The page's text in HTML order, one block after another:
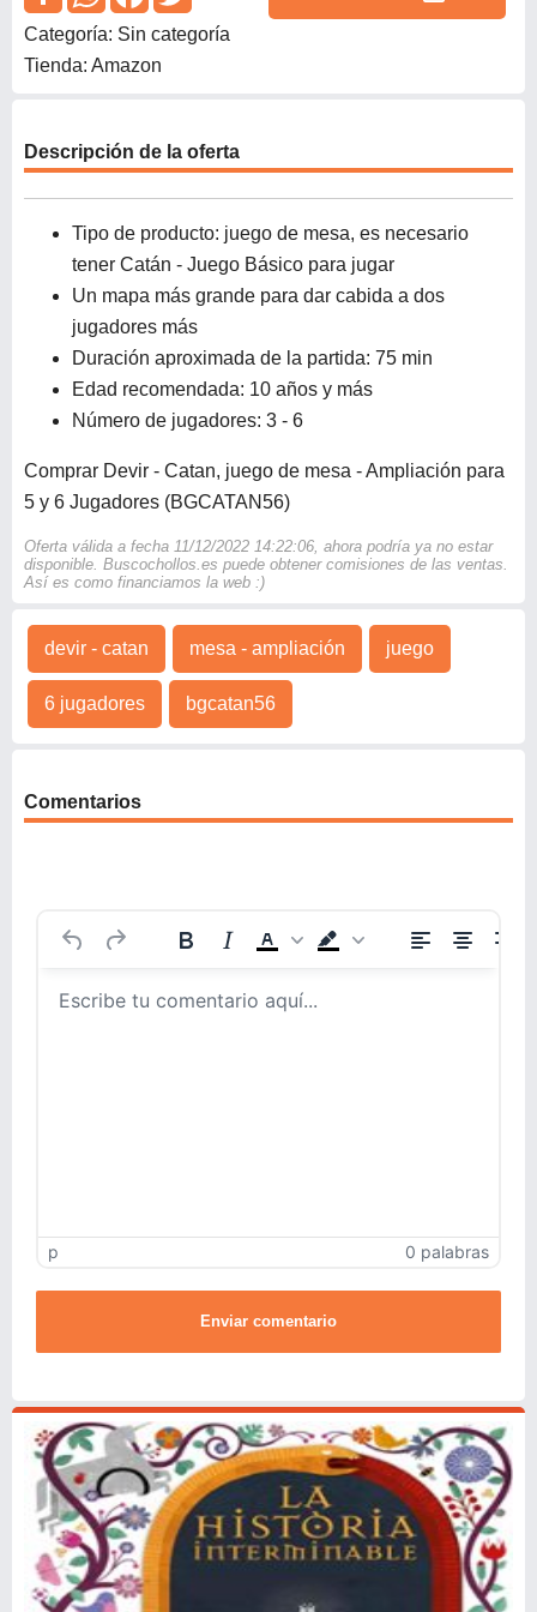
Categoría: Sin categoría
Tienda: Amazon
Descripción de la oferta
Tipo de producto: juego de mesa, es necesario
tener Catán - Juego Básico para jugar
Un mapa más grande para dar cabida a dos
jugadores más
Duración aproximada de la partida: 75 min
Edad recomendada: 10 años y más
Número de jugadores: 3 - 6
Comprar Devir - Catan, juego de mesa - Ampliación para
5 y 6 Jugadores (BGCATAN56)
Oferta válida a fecha 11/12/2022 14:22:06, ahora podría ya no estar
disponible. Buscochollos.es puede obtener comisiones de las ventas.
Así es como financiamos la web :)
devir - catan mesa - ampliación juego
6 jugadores bgcatan56
Comentarios
p 0 palabras
Enviar comentario